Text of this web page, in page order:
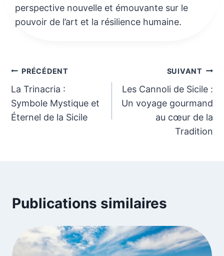
perspective nouvelle et émouvante sur le
pouvoir de l’art et la résilience humaine.
Navigation
de
l’article
PRÉCÉDENT
La Trinacria :
Symbole Mystique et
Éternel de la Sicile
SUIVANT
Les Cannoli de Sicile :
Un voyage gourmand
au cœur de la
Tradition
Publications similaires